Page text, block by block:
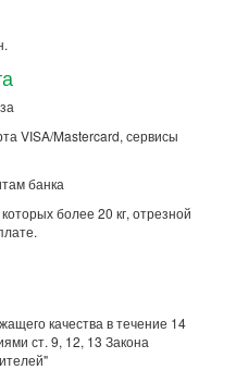
VISA/Mastercard, сервисы
банка
более 20 кг, отрезной
качества в течение 14
ст. 9, 12, 13 Закона